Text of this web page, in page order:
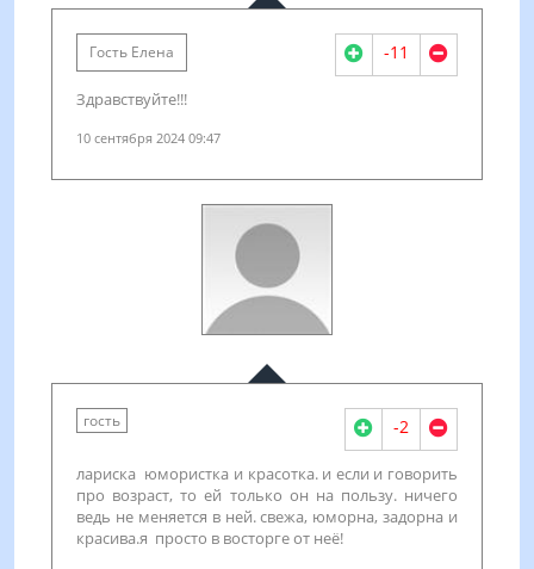
Гость Елена -11
Здравствуйте!!!
10 сентября 2024 09:47
гость -2
лариска юмористка и красотка. и если и говорить
про возраст, то ей только он на пользу. ничего
ведь не меняется в ней. свежа, юморна, задорна и
красива.я просто в восторге от неё!